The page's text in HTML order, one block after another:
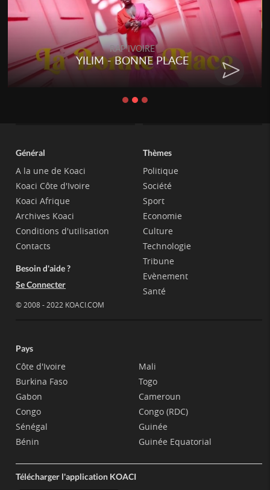
RAP IVOIRE
YILIM - BONNE PLACE
Général
A la une de Koaci
Koaci Côte d'Ivoire
Koaci Afrique
Archives Koaci
Conditions d'utilisation
Contacts
Besoin d'aide ?
Se Connecter
© 2008 - 2022 KOACI.COM
Thèmes
Politique
Société
Sport
Economie
Culture
Technologie
Tribune
Evènement
Santé
Pays
Côte d'Ivoire
Burkina Faso
Gabon
Congo
Sénégal
Bénin
Mali
Togo
Cameroun
Congo (RDC)
Guinée
Guinée Equatorial
Télécharger l'application KOACI